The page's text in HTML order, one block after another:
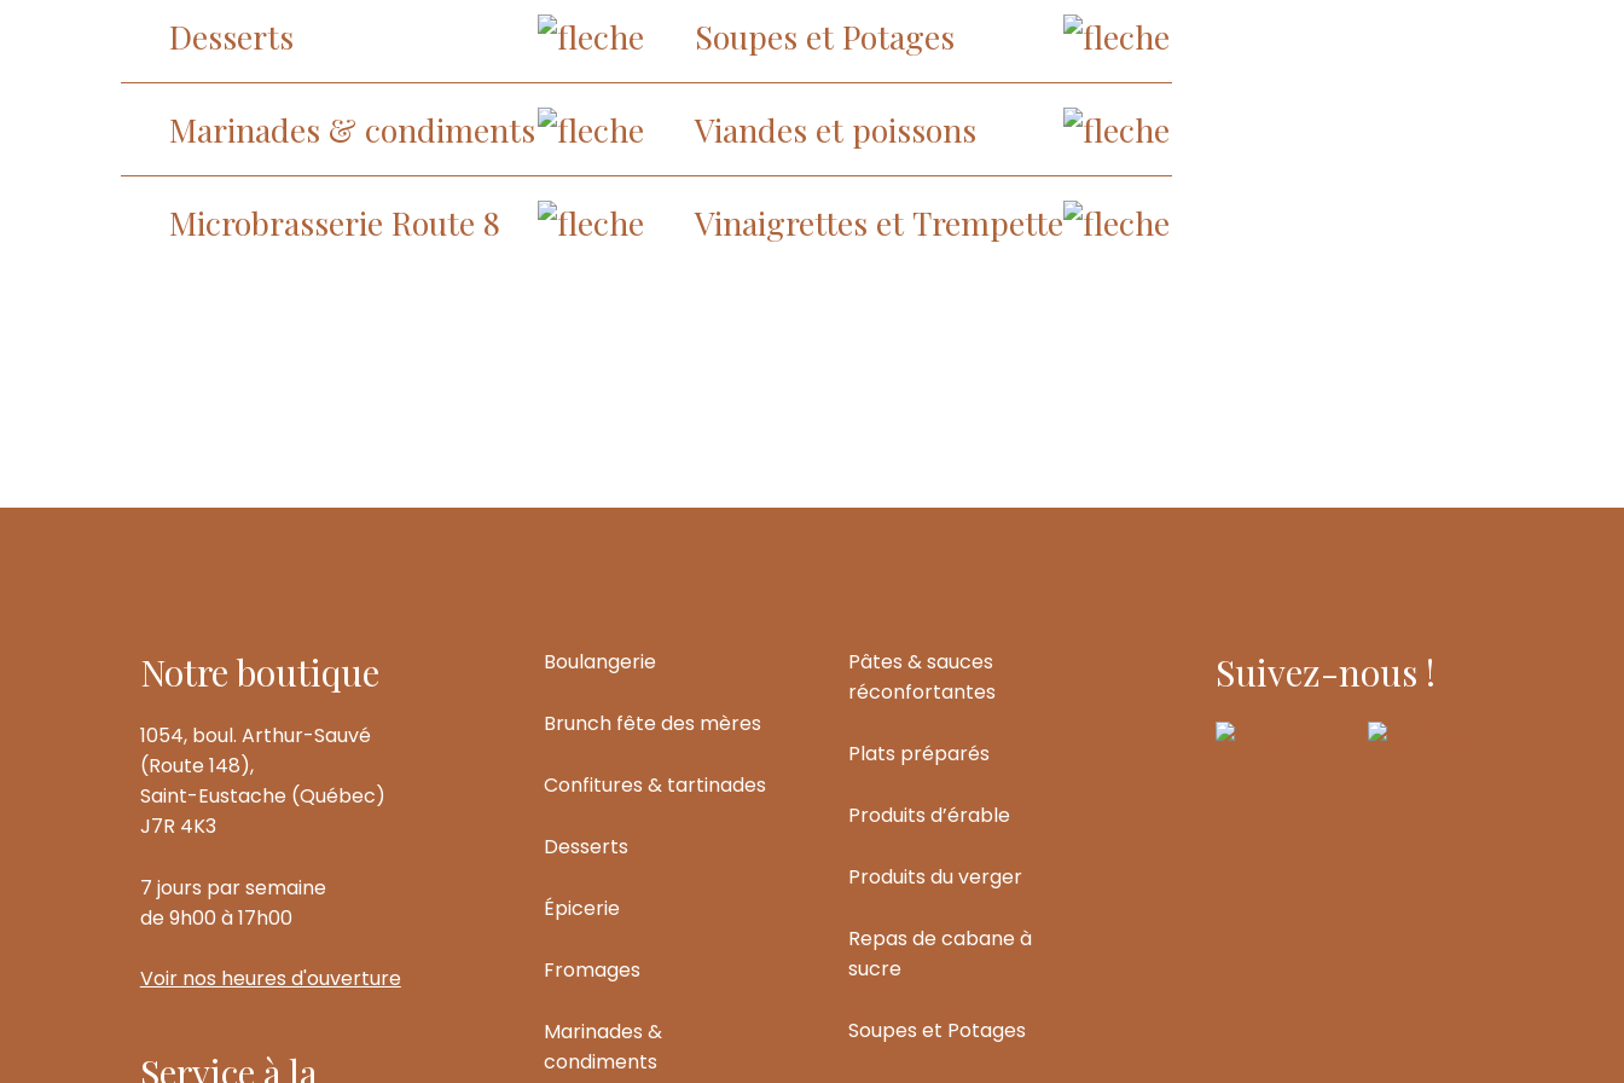
Desserts
Marinades & condiments
Microbrasserie Route 8
Soupes et Potages
Viandes et poissons
Vinaigrettes et Trempette
Notre boutique
1054, boul. Arthur-Sauvé
(Route 148),
Saint-Eustache (Québec)
J7R 4K3
7 jours par semaine
de 9h00 à 17h00
Voir nos heures d'ouverture
Service à la
Boulangerie
Brunch fête des mères
Confitures & tartinades
Desserts
Épicerie
Fromages
Marinades &
condiments
Pâtes & sauces
réconfortantes
Plats préparés
Produits d’érable
Produits du verger
Repas de cabane à
sucre
Soupes et Potages
Suivez-nous !